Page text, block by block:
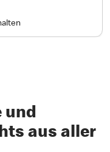
McNuggets in